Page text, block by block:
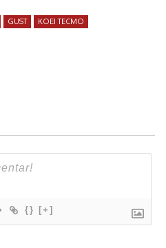
GUST KOEI TECMO
{} [+]